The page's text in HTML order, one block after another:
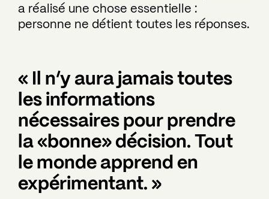
a réalisé une chose essentielle :
personne ne détient toutes les réponses.
« Il n’y aura jamais toutes
les informations
nécessaires pour prendre
la «bonne» décision. Tout
le monde apprend en
expérimentant. »